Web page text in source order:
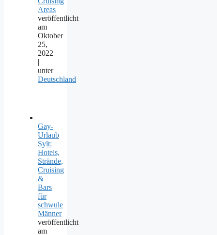
Areas
veröffentlicht
am
Oktober
25,
2022
|
unter
Deutschland
Gay-
Urlaub
Sylt:
Hotels,
Strände,
Cruising
&
Bars
für
schwule
Männer
veröffentlicht
am